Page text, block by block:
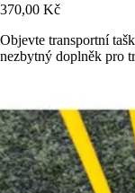
370,00 Kč
Objevte transportní
nezbytný doplněk pro